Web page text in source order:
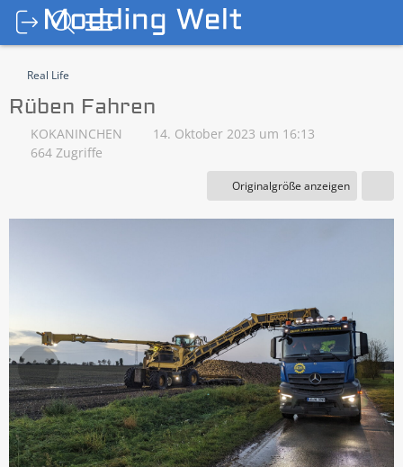
Real Life
Rüben Fahren
KOKANINCHEN
14. Oktober 2023 um 16:13
664 Zugriffe
Originalgröße anzeigen